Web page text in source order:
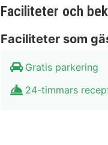
Avstånd avrundas till
Weißer See-parken -
20,1 km Gärten der
Faciliteter och
Faciliteter som
Gratis parkering
24-timmars